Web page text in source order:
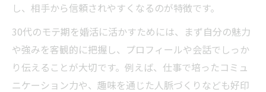
し、相手から信頼されやすくなるのが特徴です。
30代のモテ期を婚活に活かすためには、まず自分の魅力
や強みを客観的に把握し、プロフィールや会話でしっか
り伝えることが大切です。例えば、仕事で培ったコミュ
ニケーション力や、趣味を通じた人脈づくりなども好印